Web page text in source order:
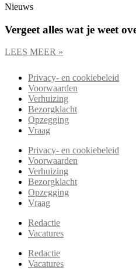
Nieuws
Vergeet alles wat je weet
LEES MEER »
Privacy- en cookiebeleid
Voorwaarden
Verhuizing
Bezorgklacht
Opzegging
Vraag
Privacy- en cookiebeleid
Voorwaarden
Verhuizing
Bezorgklacht
Opzegging
Vraag
Redactie
Vacatures
Redactie
Vacatures